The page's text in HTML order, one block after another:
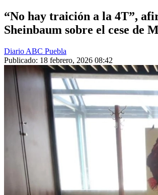
“No hay traición a la 4T”,
Sheinbaum sobre el cese de
Diario ABC Puebla
Publicado: 18 febrero, 2026 08:42